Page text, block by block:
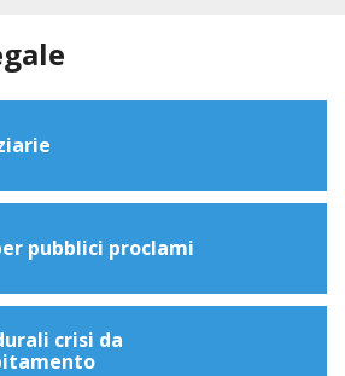
pubblici proclami
crisi da